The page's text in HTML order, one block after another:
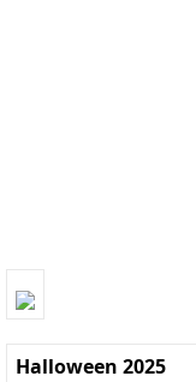
Halloween 2025